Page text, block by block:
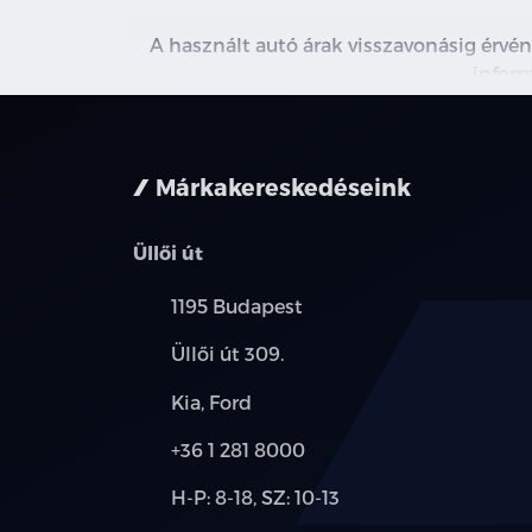
A használt autó árak visszavonásig
Márkakereskedéseink
Üllői út
Település:
1195 Budapest
Cím:
Üllői út 309.
Márkák:
Kia, Ford
Telefon:
+36 1 281 8000
Új-
H-P: 8-18, SZ: 10-13